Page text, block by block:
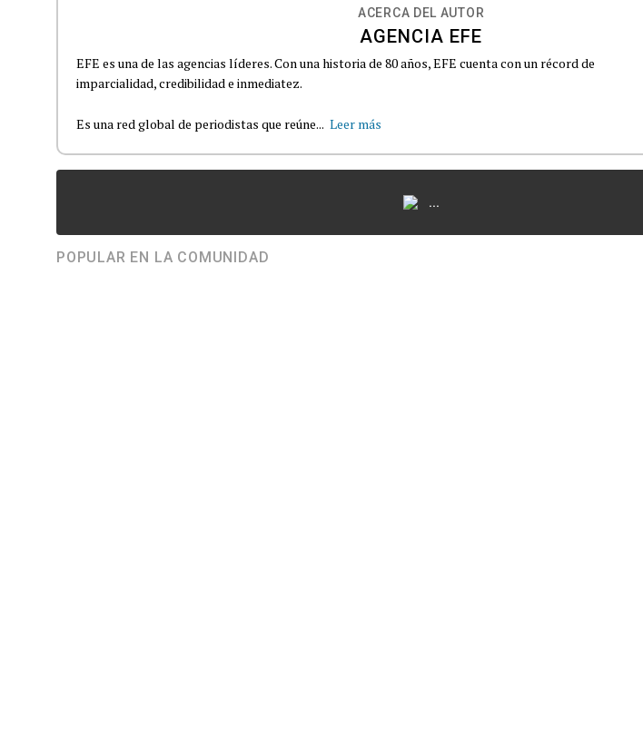
ACERCA DEL AUTOR
AGENCIA EFE
EFE es una de las agencias líderes. Con una historia de 80 años, EFE cuenta con un récord de
imparcialidad, credibilidad e inmediatez.
Es una red global de periodistas que reúne... Leer más
...
POPULAR EN LA COMUNIDAD